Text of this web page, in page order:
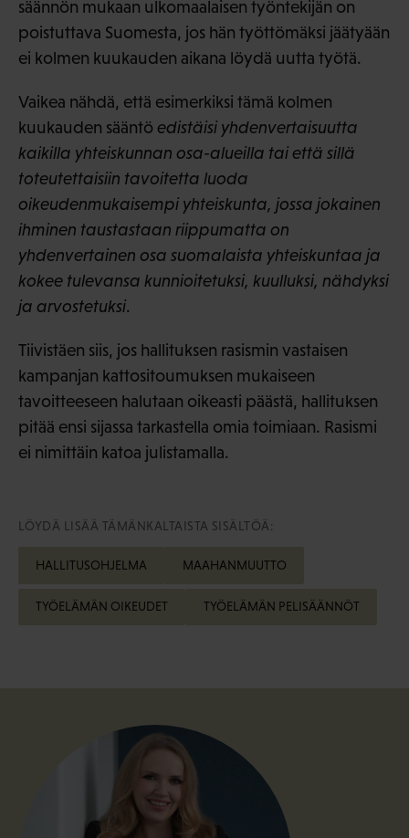
säännön mukaan ulkomaalaisen työntekijän on
poistuttava Suomesta, jos hän työttömäksi jäätyään
ei kolmen kuukauden aikana löydä uutta työtä.
Vaikea nähdä, että esimerkiksi tämä kolmen
kuukauden sääntö edistäisi yhdenvertaisuutta
kaikilla yhteiskunnan osa-alueilla tai että sillä
toteutettaisiin tavoitetta luoda
oikeudenmukaisempi yhteiskunta, jossa jokainen
ihminen taustastaan riippumatta on
yhdenvertainen osa suomalaista yhteiskuntaa ja
kokee tulevansa kunnioitetuksi, kuulluksi, nähdyksi
ja arvostetuksi.
Tiivistäen siis, jos hallituksen rasismin vastaisen
kampanjan kattositoumuksen mukaiseen
tavoitteeseen halutaan oikeasti päästä, hallituksen
pitää ensi sijassa tarkastella omia toimiaan. Rasismi
ei nimittäin katoa julistamalla.
LÖYDÄ LISÄÄ TÄMÄNKALTAISTA SISÄLTÖÄ:
HALLITUSOHJELMA MAAHANMUUTTO
TYÖELÄMÄN OIKEUDET TYÖELÄMÄN PELISÄÄNNÖT